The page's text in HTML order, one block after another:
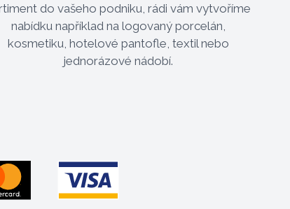
do vašeho podniku, rádi vám vytvoříme
nabídku například na logovaný porcelán,
kosmetiku, hotelové pantofle, textil nebo
jednorázové nádobí.